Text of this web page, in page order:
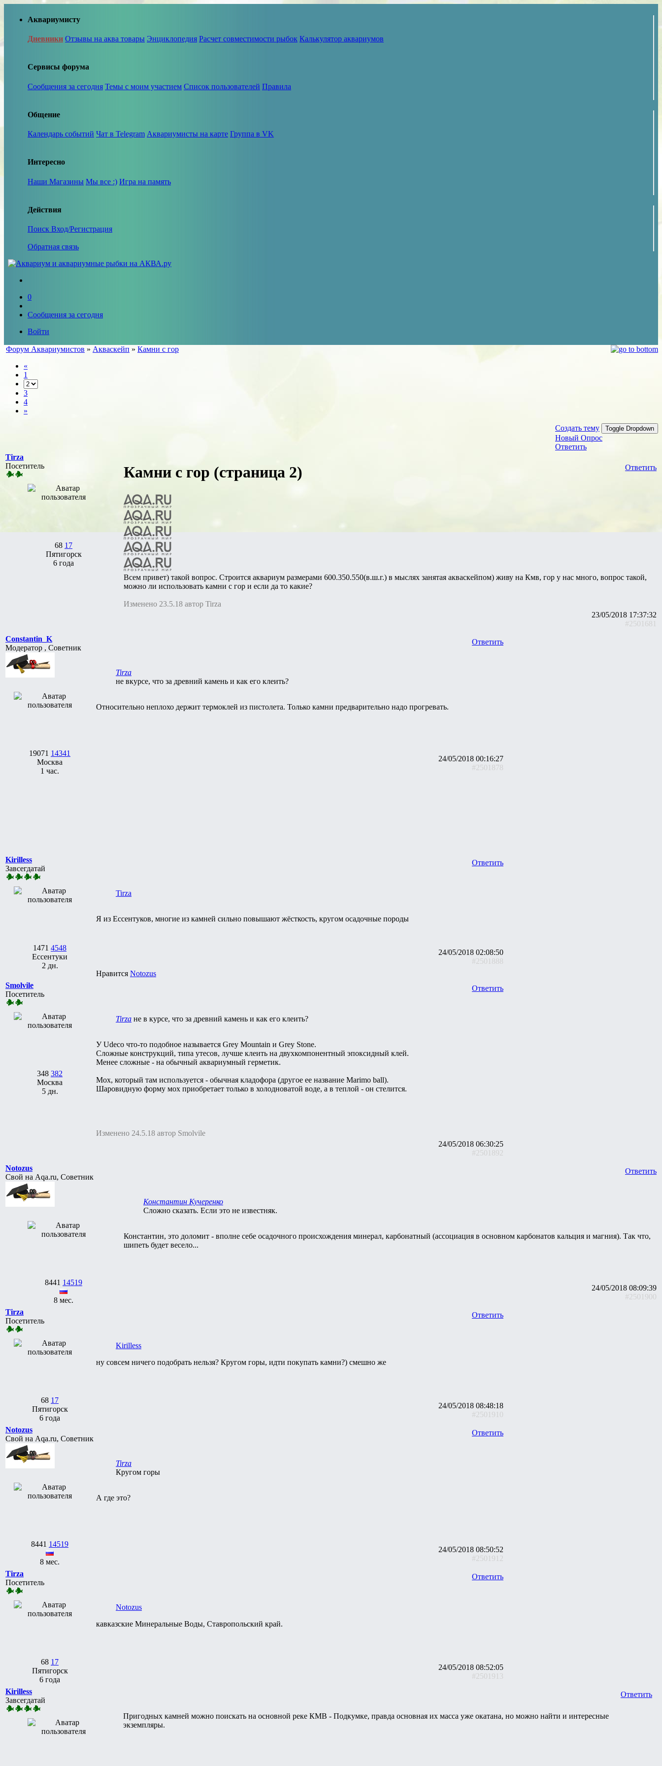
Аквариумисту
Дневники Отзывы на аква товары Энциклопедия Расчет совместимости рыбок Калькулятор аквариумов
Сервисы форума
Сообщения за сегодня Темы с моим участием Список пользователей Правила
Общение
Календарь событий Чат в Telegram Аквариумисты на карте Группа в VK
Интересно
Наши Магазины Мы все :) Игра на память
Действия
Поиск Вход/Регистрация
Обратная связь
0
Сообщения за сегодня
Войти
Форум Аквариумистов » Акваскейп » Камни с гор
«
1
3
4
»
Создать тему Toggle Dropdown
Новый Опрос
Ответить
Tirza
Посетитель
68 17
Пятигорск
6 года
Ответить
Камни с гор (страница 2)
Всем привет) такой вопрос. Строится аквариум размерами 600.350.550(в.ш.г.) в мыслях занятая акваскейпом) живу на Кмв, гор у нас много, вопрос такой,
можно ли использовать камни с гор и если да то какие?
Изменено 23.5.18 автор Tirza
23/05/2018 17:37:32
#2501681
Constantin_K
Модератор , Советник
19071 14341
Москва
1 час.
Ответить
Tirza
не вкурсе, что за древний камень и как его клеить?
Относительно неплохо держит термоклей из пистолета. Только камни предварительно надо прогревать.
24/05/2018 00:16:27
#2501878
Kirilless
Завсегдатай
1471 4548
Ессентуки
2 дн.
Ответить
Tirza
Я из Ессентуков, многие из камней сильно повышают жёсткость, кругом осадочные породы
24/05/2018 02:08:50
#2501888
Нравится Notozus
Smolvile
Посетитель
348 382
Москва
5 дн.
Ответить
Tirza не в курсе, что за древний камень и как его клеить?
У Udeco что-то подобное называется Grey Mountain и Grey Stone.
Сложные конструкций, типа утесов, лучше клеить на двухкомпонентный эпоксидный клей.
Менее сложные - на обычный аквариумный герметик.
Мох, который там используется - обычная кладофора (другое ее название Marimo ball).
Шаровидную форму мох приобретает только в холодноватой воде, а в теплой - он стелится.
Изменено 24.5.18 автор Smolvile
24/05/2018 06:30:25
#2501892
Notozus
Свой на Aqa.ru, Советник
8441 14519
8 мес.
Ответить
Константин Кучеренко
Сложно сказать. Если это не известняк.
Константин, это доломит - вполне себе осадочного происхождения минерал, карбонатный (ассоциация в основном карбонатов кальция и магния). Так что,
шипеть будет весело...
24/05/2018 08:09:39
#2501900
Tirza
Посетитель
68 17
Пятигорск
6 года
Ответить
Kirilless
ну совсем ничего подобрать нельзя? Кругом горы, идти покупать камни?) смешно же
24/05/2018 08:48:18
#2501910
Notozus
Свой на Aqa.ru, Советник
8441 14519
8 мес.
Ответить
Tirza
Кругом горы
А где это?
24/05/2018 08:50:52
#2501912
Tirza
Посетитель
68 17
Пятигорск
6 года
Ответить
Notozus
кавказские Минеральные Воды, Ставропольский край.
24/05/2018 08:52:05
#2501913
Kirilless
Завсегдатай
Ответить
Пригодных камней можно поискать на основной реке КМВ - Подкумке, правда основная их масса уже окатана, но можно найти и интересные
экземпляры.